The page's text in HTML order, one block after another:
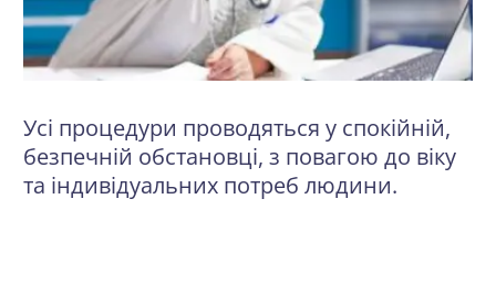
Усі процедури проводяться у спокійній,
безпечній обстановці, з повагою до віку
та індивідуальних потреб людини.